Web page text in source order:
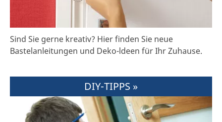
Sind Sie gerne kreativ? Hier finden Sie neue
Bastelanleitungen und Deko-ldeen für Ihr Zuhause.
DIY-TIPPS »